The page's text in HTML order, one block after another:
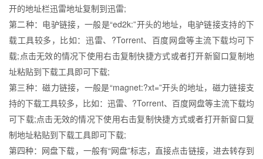
开的地址栏迅雷地址复制到迅雷;
第二种：电驴链接，一般是“ed2k:”开头的地址，电驴链接支持的下
载工具较多，比如：迅雷、?Torrent、百度网盘等主流下载均可下
载;点击无效的情况下使用右击复制快捷方式或者打开新窗口复制地
址粘贴到下载工具即可下载;
第三种：磁力链接，一般是“magnet:?xt=”开头的地址，磁力链接支
持的下载工具较多，比如：迅雷、?Torrent、百度网盘等主流下载均
可下载;点击无效的情况下使用右击复制快捷方式或者打开新窗口复
制地址粘贴到下载工具即可下载;
第四种：网盘下载，一般有“网盘”标志，直接点击链接，进去转存到